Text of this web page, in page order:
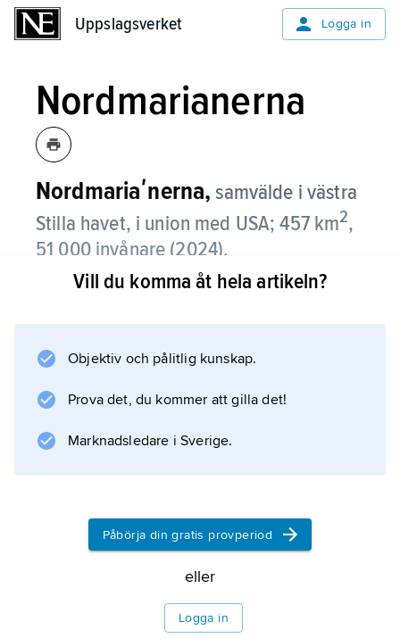
Uppslagsverket Logga in
Nordmarianerna
Nordmariaʹnerna, samvälde i västra
Stilla havet, i union med USA; 457 km2,
51 000 invånare (2024).
Nordmarianerna består av 16 av de 17 öarna i
Rota. Centrum för bebyggelse och
engelska.
Vill du komma åt hela artikeln?
Objektiv och pålitlig kunskap.
Prova det, du kommer att gilla det!
Marknadsledare i Sverige.
Påbörja din gratis provperiod
eller
Logga in